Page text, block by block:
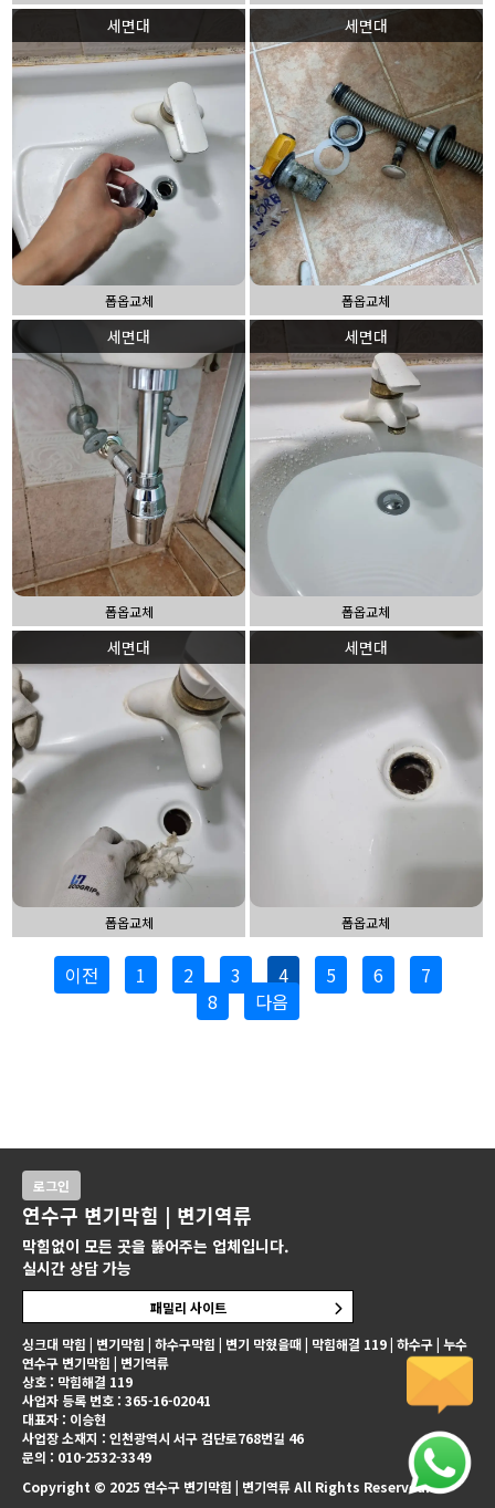
세면대
폽옵교체
세면대
폽옵교체
세면대
폽옵교체
세면대
폽옵교체
세면대
폽옵교체
세면대
폽옵교체
이전 1 2 3 4 5 6
7
8
다음
싱크대 막힘 | 변기막힘 | 하수구막힘 | 변기 막혔을때 | 막힘해결 119 | 하수구 | 누수
연수구 변기막힘 | 변기역류
상호 : 막힘해결 119
사업자 등록 번호 : 365-16-02041
대표자 : 이승현
사업장 소재지 : 인천광역시 서구 검단로768번길 46
문의 : 010-2532-3349
Copyright © 2025 연수구 변기막힘 | 변기역류 All Rights Reserved.
로그인
연수구 변기막힘 | 변기역류
막힘없이 모든 곳을 뚫어주는 업체입니다.
실시간 상담 가능
패밀리 사이트